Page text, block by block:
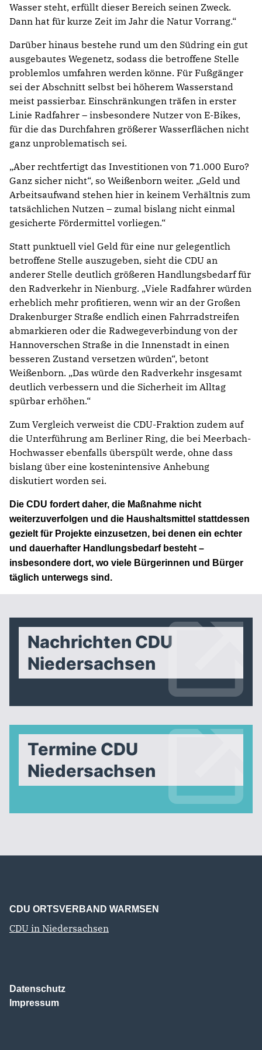
Wasser steht, erfüllt dieser Bereich seinen Zweck.
Dann hat für kurze Zeit im Jahr die Natur Vorrang.“
Darüber hinaus bestehe rund um den Südring ein gut
ausgebautes Wegenetz, sodass die betroffene Stelle
problemlos umfahren werden könne. Für Fußgänger
sei der Abschnitt selbst bei höherem Wasserstand
meist passierbar. Einschränkungen träfen in erster
Linie Radfahrer – insbesondere Nutzer von E-Bikes,
für die das Durchfahren größerer Wasserflächen nicht
ganz unproblematisch sei.
„Aber rechtfertigt das Investitionen von 71.000 Euro?
Ganz sicher nicht“, so Weißenborn weiter. „Geld und
Arbeitsaufwand stehen hier in keinem Verhältnis zum
tatsächlichen Nutzen – zumal bislang nicht einmal
gesicherte Fördermittel vorliegen.“
Statt punktuell viel Geld für eine nur gelegentlich
betroffene Stelle auszugeben, sieht die CDU an
anderer Stelle deutlich größeren Handlungsbedarf für
den Radverkehr in Nienburg. „Viele Radfahrer würden
erheblich mehr profitieren, wenn wir an der Großen
Drakenburger Straße endlich einen Fahrradstreifen
abmarkieren oder die Radwegeverbindung von der
Hannoverschen Straße in die Innenstadt in einen
besseren Zustand versetzen würden“, betont
Weißenborn. „Das würde den Radverkehr insgesamt
deutlich verbessern und die Sicherheit im Alltag
spürbar erhöhen.“
Zum Vergleich verweist die CDU-Fraktion zudem auf
die Unterführung am Berliner Ring, die bei Meerbach-
Hochwasser ebenfalls überspült werde, ohne dass
bislang über eine kostenintensive Anhebung
diskutiert worden sei.
Die CDU fordert daher, die Maßnahme nicht
weiterzuverfolgen und die Haushaltsmittel stattdessen
gezielt für Projekte einzusetzen, bei denen ein echter
und dauerhafter Handlungsbedarf besteht –
insbesondere dort, wo viele Bürgerinnen und Bürger
täglich unterwegs sind.
Nachrichten CDU
Niedersachsen
Termine CDU
Niedersachsen
CDU ORTSVERBAND WARMSEN
CDU in Niedersachsen
Datenschutz
Impressum